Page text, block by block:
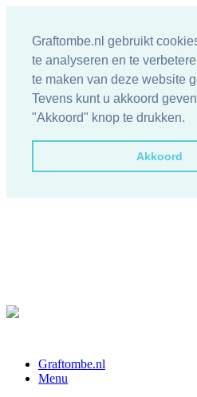
Graftombe.nl gebruikt
te analyseren en te
te maken van deze website
Tevens kunt u akkoord
"Akkoord" knop te drukken.
Akkoord
Graftombe.nl
Menu